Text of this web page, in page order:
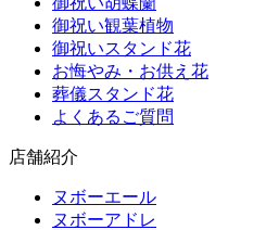
御祝い観葉植物
御祝いスタンド花
お悔やみ・お供え花
葬儀スタンド花
よくあるご質問
店舗紹介
ヌボーエール
ヌボーアドレ